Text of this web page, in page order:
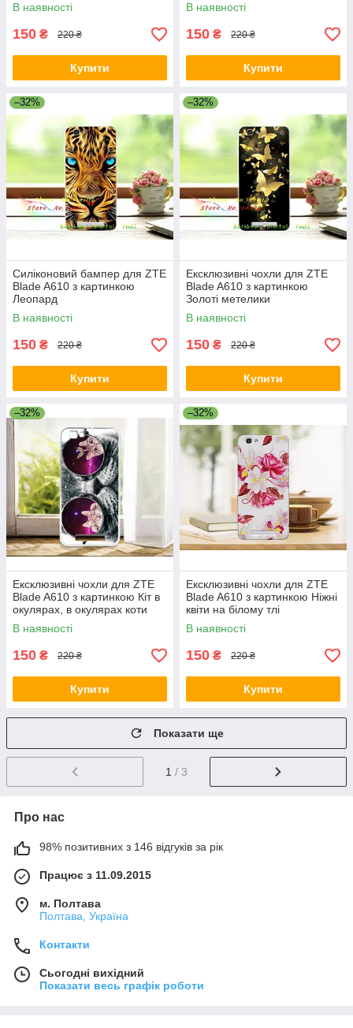
В наявності
150 ₴ 220 ₴
Купити
В наявності
150 ₴ 220 ₴
Купити
–32%
Силіконовий бампер для ZTE
Blade A610 з картинкою
Леопард
В наявності
150 ₴ 220 ₴
Купити
–32%
Ексклюзивні чохли для ZTE
Blade A610 з картинкою
Золоті метелики
В наявності
150 ₴ 220 ₴
Купити
–32%
Ексклюзивні чохли для ZTE
Blade A610 з картинкою Кіт в
окулярах, в окулярах коти
В наявності
150 ₴ 220 ₴
Купити
–32%
Ексклюзивні чохли для ZTE
Blade A610 з картинкою Ніжні
квіти на білому тлі
В наявності
150 ₴ 220 ₴
Купити
Показати ще
1 / 3
Про нас
98% позитивних з 146 відгуків за рік
Працює з 11.09.2015
м. Полтава
Полтава, Україна
Контакти
Сьогодні вихідний
Показати весь графік роботи